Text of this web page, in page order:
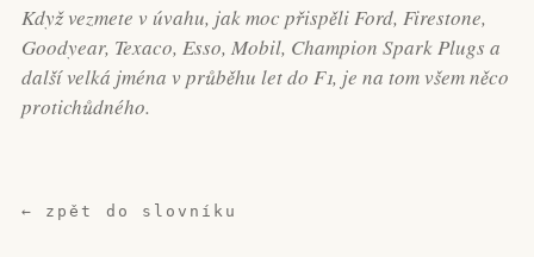
Když vezmete v úvahu, jak moc přispěli Ford, Firestone,
Goodyear, Texaco, Esso, Mobil, Champion Spark Plugs a
další velká jména v průběhu let do F1, je na tom všem něco
protichůdného.
← zpět do slovníku